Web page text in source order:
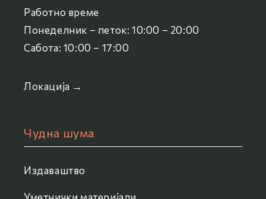
Работно време
Понеделник – петок: 10:00 – 20:00
Сабота: 10:00 – 17:00
Локација →
Чудна шума
Издаваштво